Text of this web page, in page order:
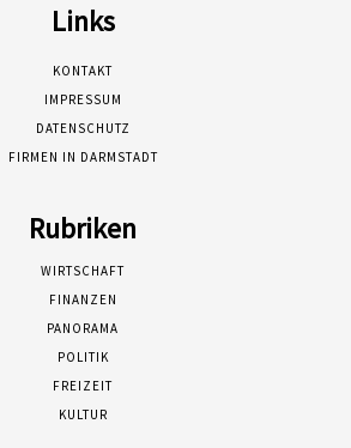
Links
KONTAKT
IMPRESSUM
DATENSCHUTZ
FIRMEN IN DARMSTADT
Rubriken
WIRTSCHAFT
FINANZEN
PANORAMA
POLITIK
FREIZEIT
KULTUR